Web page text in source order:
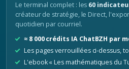
Le terminal complet : les 60
créateur de stratégie, le Direct,
quotidien par courriel.
≈ 8 000 crédits IA ChatBZH par
Les pages verrouillées ci-dessus,
L'ebook « Les mathématiques du